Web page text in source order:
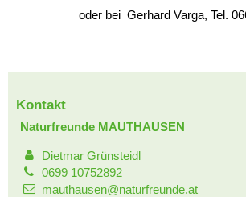
oder bei Gerhard Varga, Tel. 0660
Kontakt
Naturfreunde MAUTHAUSEN
Dietmar Grünsteidl
0699 10752892
mauthausen@naturfreunde.at